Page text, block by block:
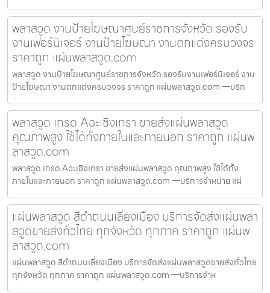
พลาสวูด งานป้ายโฆษณาศูนย์ราชการจังหวัด รองรับ
งานเฟอร์นิเจอร์ งานป้ายโฆษณา งานตกแต่งครบวงจร
ราคาถูก แผ่นพลาสวูด.com
พลาสวูด งานป้ายโฆษณาศูนย์ราชการจังหวัด รองรับงานเฟอร์นิเจอร์ งาน
ป้ายโฆษณา งานตกแต่งครบวงจร ราคาถูก แผ่นพลาสวูด.com —บริก
พลาสวูด เกรด Aฉะเชิงเทรา ขายส่งแผ่นพลาสวูด
คุณภาพสูง ใช้ได้ทั้งภายในและภายนอก ราคาถูก แผ่นพ
ลาสวูด.com
พลาสวูด เกรด Aฉะเชิงเทรา ขายส่งแผ่นพลาสวูด คุณภาพสูง ใช้ได้ทั้ง
ภายในและภายนอก ราคาถูก แผ่นพลาสวูด.com —บริการจำหน่าย แผ่
แผ่นพลาสวูด สีดำถนนเลี่ยงเมือง บริการจัดส่งแผ่นพลา
สวูดขายส่งทั่วไทย ทุกจังหวัด ทุกภาค ราคาถูก แผ่นพ
ลาสวูด.com
แผ่นพลาสวูด สีดำถนนเลี่ยงเมือง บริการจัดส่งแผ่นพลาสวูดขายส่งทั่วไทย
ทุกจังหวัด ทุกภาค ราคาถูก แผ่นพลาสวูด.com —บริการจำห